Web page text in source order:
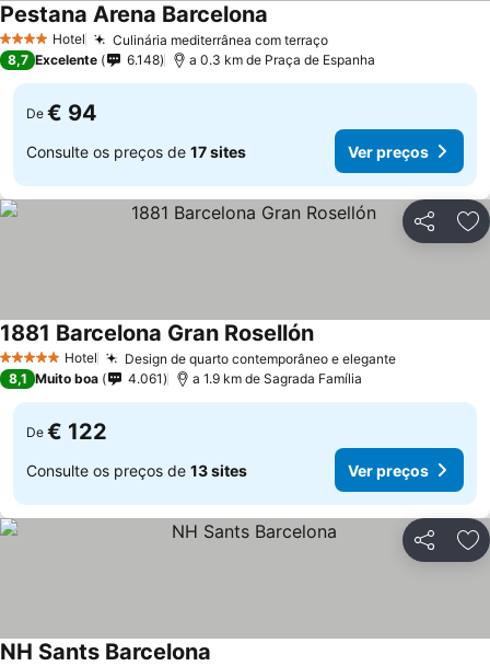
4 EstrelasHotel Culinária mediterrânea com terraço
Pestana Arena Barcelona
8,7 Excelente 6.148 a 0.3 km de Praça de Espanha
De € 94
Consulte os preços de 17 sites Ver preços
Partilhar
5 Estrelas Hotel Design de quarto contemporâneo e elegante
1881 Barcelona Gran Rosellón
8,1 Muito boa 4.061 a 1.9 km de Sagrada Família
De € 122
Consulte os preços de 13 sites Ver preços
Partilhar
NH Sants Barcelona